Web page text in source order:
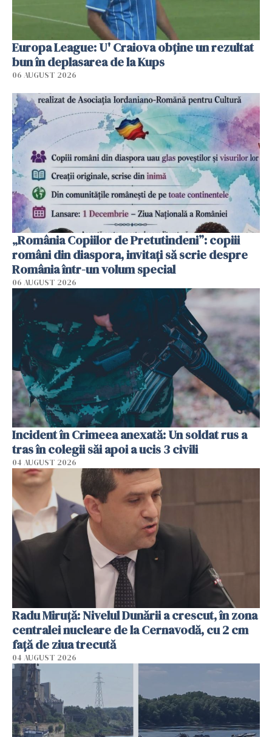
Europa League: U' Craiova obține un rezultat
bun în deplasarea de la Kups
06 AUGUST 2026
„România Copiilor de Pretutindeni”: copiii
români din diaspora, invitați să scrie despre
România într-un volum special
06 AUGUST 2026
Incident în Crimeea anexată: Un soldat rus a
tras în colegii săi apoi a ucis 3 civili
04 AUGUST 2026
Radu Miruţă: Nivelul Dunării a crescut, în zona
centralei nucleare de la Cernavodă, cu 2 cm
faţă de ziua trecută
04 AUGUST 2026